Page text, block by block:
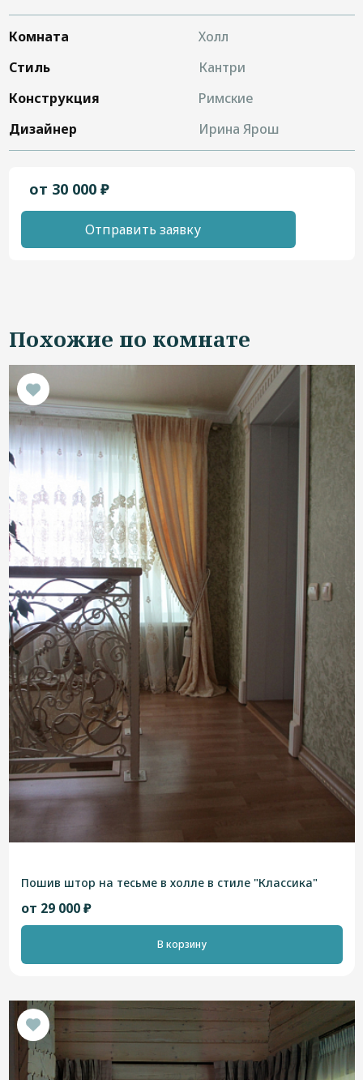
Комната
Холл
Стиль
Кантри
Конструкция
Римские
Дизайнер
Ирина Ярош
от 30 000 ₽
Отправить заявку
Похожие по комнате
Пошив штор на тесьме в холле в стиле "Классика"
от 29 000 ₽
В корзину